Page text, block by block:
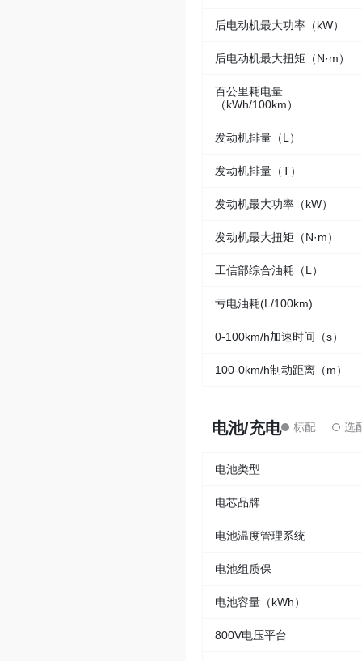
后电动机最大功率（kW）
后电动机最大扭矩（N·m）
百公里耗电量
（kWh/100km）
发动机排量（L）
发动机排量（T）
发动机最大功率（kW）
发动机最大扭矩（N·m）
工信部综合油耗（L）
亏电油耗(L/100km)
0-100km/h加速时间（s）
100-0km/h制动距离（m）
电池/充电
电池类型
电芯品牌
电池温度管理系统
电池组质保
电池容量（kWh）
800V电压平台